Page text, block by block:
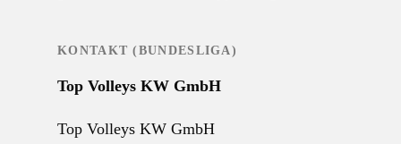
KONTAKT (BUNDESLIGA)
Top Volleys KW GmbH
Top Volleys KW GmbH